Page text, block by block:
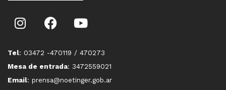
Tel: 03472 -470119 / 470273
Mesa de entrada: 3472559021
Email: prensa@noetinger.gob.ar